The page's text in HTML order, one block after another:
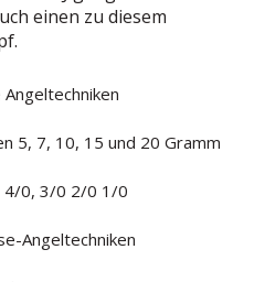
einen zu diesem
5, 7, 10, 15 und 20 Gramm
4/0, 3/0 2/0 1/0
Angeltechniken